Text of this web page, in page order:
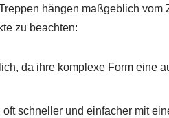
hängen maßgeblich vom
zu beachten:
da ihre komplexe Form eine
schneller und einfacher mit